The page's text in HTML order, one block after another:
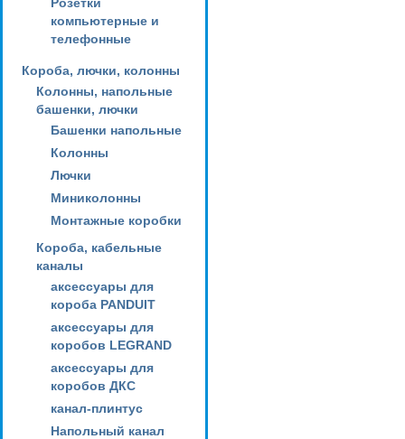
компьютерные и
телефонные
Короба, лючки, колонны
Колонны, напольные
башенки, лючки
Башенки напольные
Колонны
Лючки
Миниколонны
Монтажные коробки
Короба, кабельные
каналы
аксессуары для
короба PANDUIT
аксессуары для
коробов LEGRAND
аксессуары для
коробов ДКС
канал-плинтус
Напольный канал